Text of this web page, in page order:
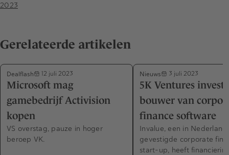
2023
Gerelateerde artikelen
Dealflash 12 juli 2023
Microsoft mag
gamebedrijf Activision
kopen
VS overstag, pauze in hoger
beroep VK.
Nieuws 3 juli 2023
5K Ventures
bouwer van
finance software
Invalue, een in Nederland
gevestigde corporate
start-up, heeft